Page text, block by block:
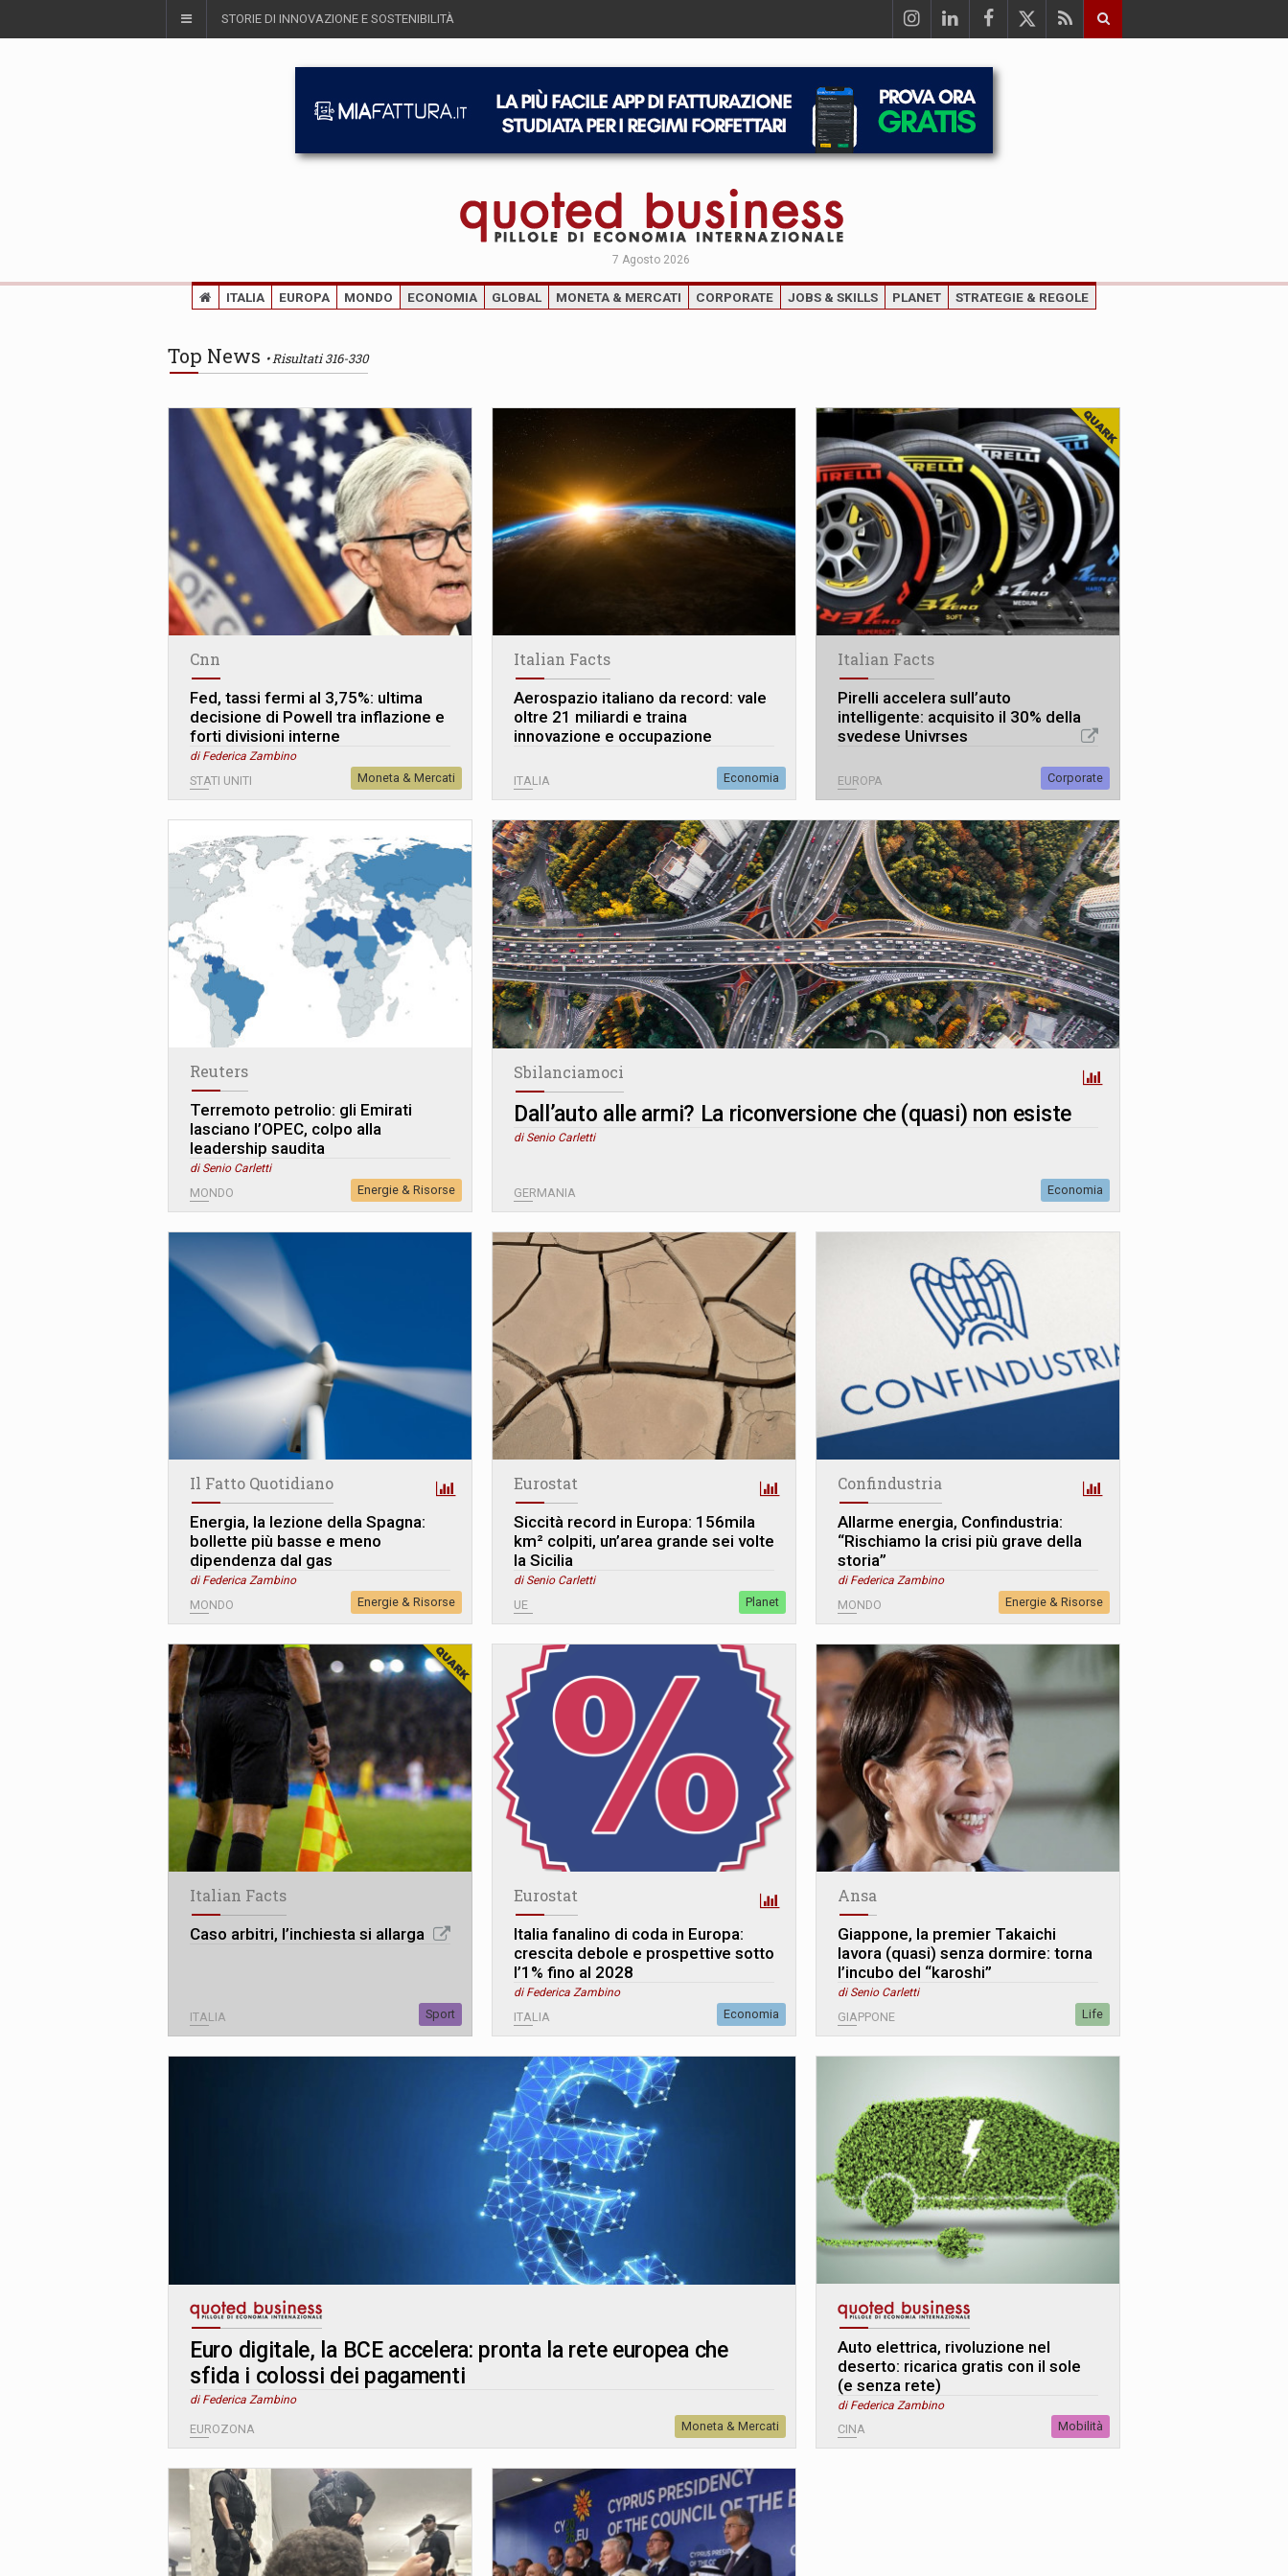
STORIE DI INNOVAZIONE E SOSTENIBILITÀ
7 Agosto 2026
ITALIA EUROPA MONDO ECONOMIA GLOBAL MONETA & MERCATI CORPORATE JOBS & SKILLS PLANET STRATEGIE & REGOLE
Top News Risultati 316-330
Cnn
Fed, tassi fermi al 3,75%: ultima
decisione di Powell tra inflazione e
forti divisioni interne
di Federica Zambino
STATI UNITI Moneta & Mercati
Italian Facts
Aerospazio italiano da record: vale
oltre 21 miliardi e traina
innovazione e occupazione
ITALIA Economia
Italian Facts
Pirelli accelera sull’auto
intelligente: acquisito il 30% della
svedese Univrses
EUROPA Corporate
Reuters
Terremoto petrolio: gli Emirati
lasciano l’OPEC, colpo alla
leadership saudita
di Senio Carletti
MONDO Energie & Risorse
Sbilanciamoci
Dall’auto alle armi? La riconversione che (quasi) non esiste
di Senio Carletti
GERMANIA Economia
Il Fatto Quotidiano
Energia, la lezione della Spagna:
bollette più basse e meno
dipendenza dal gas
di Federica Zambino
MONDO Energie & Risorse
Eurostat
Siccità record in Europa: 156mila
km² colpiti, un’area grande sei volte
la Sicilia
di Senio Carletti
UE Planet
Confindustria
Allarme energia, Confindustria:
“Rischiamo la crisi più grave della
storia”
di Federica Zambino
MONDO Energie & Risorse
Italian Facts
Caso arbitri, l’inchiesta si allarga
ITALIA Sport
Eurostat
Italia fanalino di coda in Europa:
crescita debole e prospettive sotto
l’1% fino al 2028
di Federica Zambino
ITALIA Economia
Ansa
Giappone, la premier Takaichi
lavora (quasi) senza dormire: torna
l’incubo del “karoshi”
di Senio Carletti
GIAPPONE Life
Euro digitale, la BCE accelera: pronta la rete europea che
sfida i colossi dei pagamenti
di Federica Zambino
EUROZONA Moneta & Mercati
Auto elettrica, rivoluzione nel
deserto: ricarica gratis con il sole
(e senza rete)
di Federica Zambino
CINA Mobilità